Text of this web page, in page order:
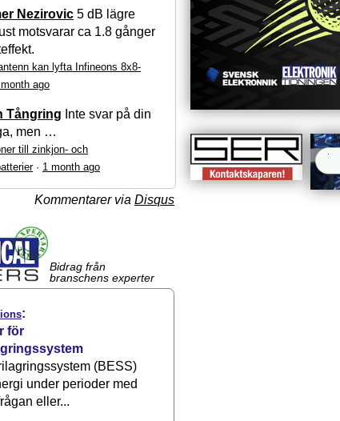
Nezirovic 5 dB lägre
motsvarar ca 1.8 gånger
kan lyfta Infineons 8x8-
ago
Tångring Inte svar på din
men …
till zinkjon- och
· 1 month ago
Kommentarer via Disqus
Bidrag från
branschens experter
:
för
(BESS)
under perioder med
eller...